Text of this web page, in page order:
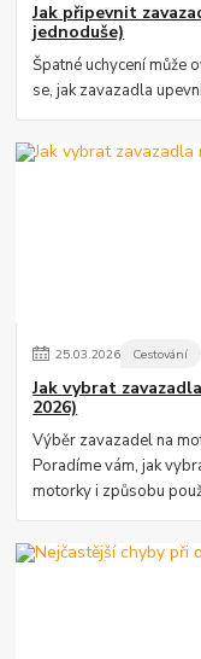
Jak připevnit
jednoduše)
Špatné uchycení může
se, jak zavazadla
25.03.2026 Cestování
Jak vybrat
2026)
Výběr zavazadel na
Poradíme vám, jak
motorky i způsobu